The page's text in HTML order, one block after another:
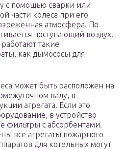
с помощью сварки или
части колеса при его
атмосфера. По
поступающий воздух.
такие
как дымососы для
может быть расположен на
валу, в
агрегата. Если это
в устройство
фильтры с абсорбентами.
все агрегаты пожарного
для котельных могут